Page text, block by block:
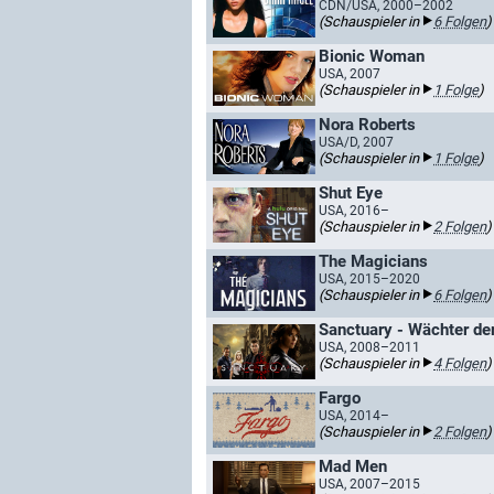
CDN/USA, 2000–2002
(Schauspieler in 6 Folgen)
Bionic Woman
USA, 2007
(Schauspieler in 1 Folge)
Nora Roberts
USA/D, 2007
(Schauspieler in 1 Folge)
Shut Eye
USA, 2016–
(Schauspieler in 2 Folgen)
The Magicians
USA, 2015–2020
(Schauspieler in 6 Folgen)
Sanctuary - Wächter
USA, 2008–2011
(Schauspieler in 4 Folgen)
Fargo
USA, 2014–
(Schauspieler in 2 Folgen)
Mad Men
USA, 2007–2015